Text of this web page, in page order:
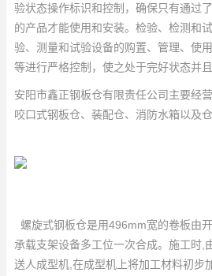
验状态操作标识和控制，确保只有通过
的产品才能使用和安装。检验、检测和
验、测量和试验设备的购置、管理、使
等进行严格控制，使之处于完好状态并
安阳市鑫正钢板仓有限责任公司主要经
咬口式钢板仓、装配仓、消防水箱以及
螺旋式钢板仓是用496mm宽的卷板由
承载支架设备多工位一次合成。施工时,
送人成型机,在成型机上将加工材料初步